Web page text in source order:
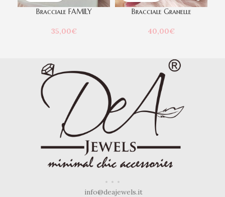
Bracciale FAMILY
35,00€
Bracciale Granelle
40,00€
info@deajewels.it